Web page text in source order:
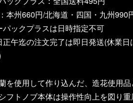
本州660円/北海道・四国・九州990
パックプラスは日時指定不可
正午迄の注文完了は即日発送(休業
を使用して作り込んだ、造花使用
フトノブ本体は操作性向上を図り